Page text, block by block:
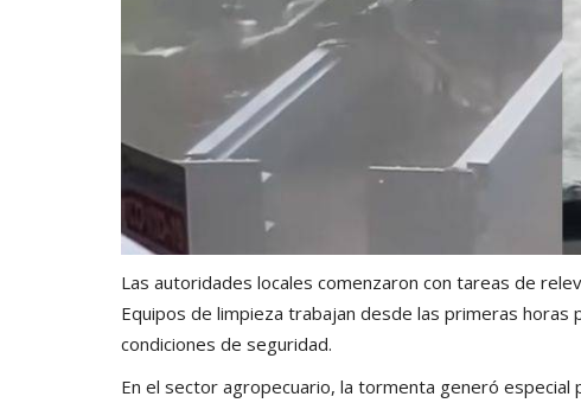
Las autoridades locales comenzaron con tareas de
Equipos de limpieza trabajan desde las primeras
condiciones de seguridad.
En el sector agropecuario, la tormenta generó